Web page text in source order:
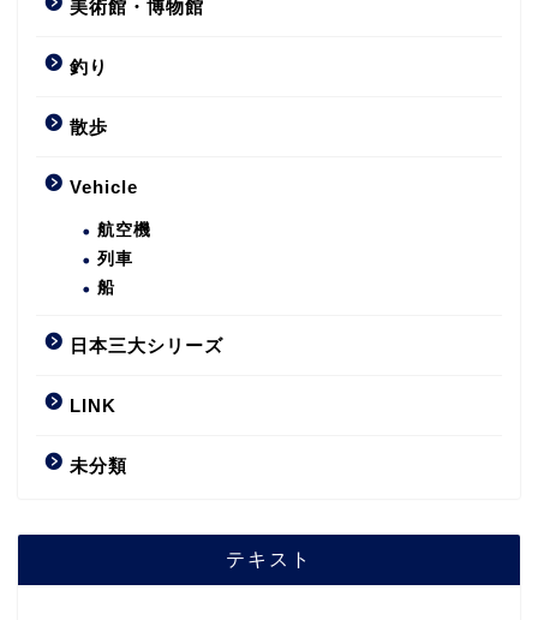
美術館・博物館
釣り
散歩
Vehicle
航空機
列車
船
日本三大シリーズ
LINK
未分類
テキスト